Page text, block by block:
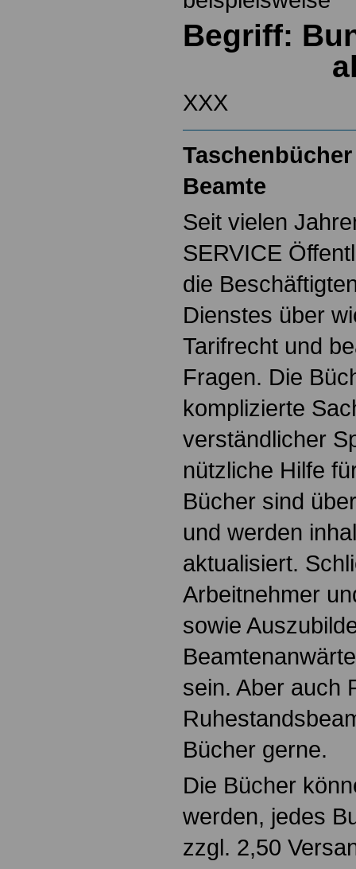
Begriff:
XXX
Beamte
Seit vielen
SERVICE
die
Dienstes über
Tarifrecht und
Fragen. Die
komplizierte
verständlicher
nützliche Hilfe
Bücher sind
und werden
aktualisiert.
Arbeitnehmer
sowie
sein. Aber auch
Bücher gerne.
Die Bücher
werden, jedes
zzgl. 2,50